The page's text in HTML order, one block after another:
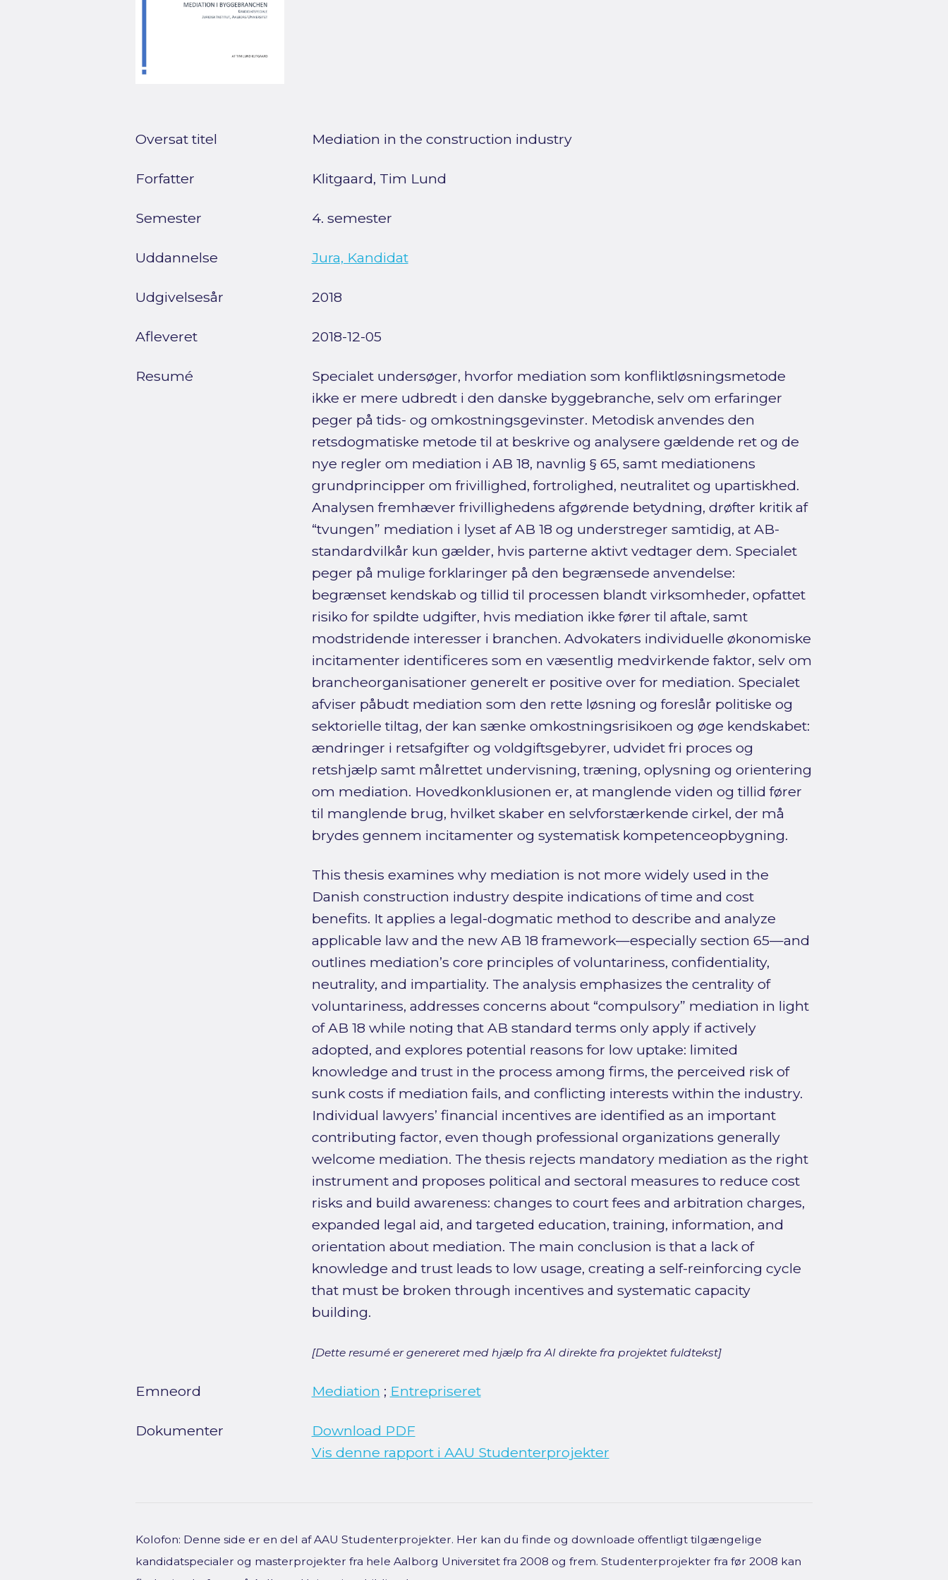
Oversat titel Mediation in the construction industry
Forfatter Klitgaard, Tim Lund
Semester 4. semester
Uddannelse Jura, Kandidat
Udgivelsesår 2018
Afleveret 2018-12-05
Resumé
Specialet undersøger, hvorfor mediation som konfliktløsningsmetode
ikke er mere udbredt i den danske byggebranche, selv om erfaringer
peger på tids- og omkostningsgevinster. Metodisk anvendes den
retsdogmatiske metode til at beskrive og analysere gældende ret og de
nye regler om mediation i AB 18, navnlig § 65, samt mediationens
grundprincipper om frivillighed, fortrolighed, neutralitet og upartiskhed.
Analysen fremhæver frivillighedens afgørende betydning, drøfter kritik af
“tvungen” mediation i lyset af AB 18 og understreger samtidig, at AB-
standardvilkår kun gælder, hvis parterne aktivt vedtager dem. Specialet
peger på mulige forklaringer på den begrænsede anvendelse:
begrænset kendskab og tillid til processen blandt virksomheder, opfattet
risiko for spildte udgifter, hvis mediation ikke fører til aftale, samt
modstridende interesser i branchen. Advokaters individuelle økonomiske
incitamenter identificeres som en væsentlig medvirkende faktor, selv om
brancheorganisationer generelt er positive over for mediation. Specialet
afviser påbudt mediation som den rette løsning og foreslår politiske og
sektorielle tiltag, der kan sænke omkostningsrisikoen og øge kendskabet:
ændringer i retsafgifter og voldgiftsgebyrer, udvidet fri proces og
retshjælp samt målrettet undervisning, træning, oplysning og orientering
om mediation. Hovedkonklusionen er, at manglende viden og tillid fører
til manglende brug, hvilket skaber en selvforstærkende cirkel, der må
brydes gennem incitamenter og systematisk kompetenceopbygning.
This thesis examines why mediation is not more widely used in the
Danish construction industry despite indications of time and cost
benefits. It applies a legal-dogmatic method to describe and analyze
applicable law and the new AB 18 framework—especially section 65—and
outlines mediation’s core principles of voluntariness, confidentiality,
neutrality, and impartiality. The analysis emphasizes the centrality of
voluntariness, addresses concerns about “compulsory” mediation in light
of AB 18 while noting that AB standard terms only apply if actively
adopted, and explores potential reasons for low uptake: limited
knowledge and trust in the process among firms, the perceived risk of
sunk costs if mediation fails, and conflicting interests within the industry.
Individual lawyers’ financial incentives are identified as an important
contributing factor, even though professional organizations generally
welcome mediation. The thesis rejects mandatory mediation as the right
instrument and proposes political and sectoral measures to reduce cost
risks and build awareness: changes to court fees and arbitration charges,
expanded legal aid, and targeted education, training, information, and
orientation about mediation. The main conclusion is that a lack of
knowledge and trust leads to low usage, creating a self-reinforcing cycle
that must be broken through incentives and systematic capacity
building.
[Dette resumé er genereret med hjælp fra AI direkte fra projektet fuldtekst]
Emneord Mediation ; Entrepriseret
Dokumenter
Download PDF
Vis denne rapport i AAU Studenterprojekter
Kolofon: Denne side er en del af AAU Studenterprojekter. Her kan du finde og downloade offentligt tilgængelige
kandidatspecialer og masterprojekter fra hele Aalborg Universitet fra 2008 og frem. Studenterprojekter fra før 2008 kan